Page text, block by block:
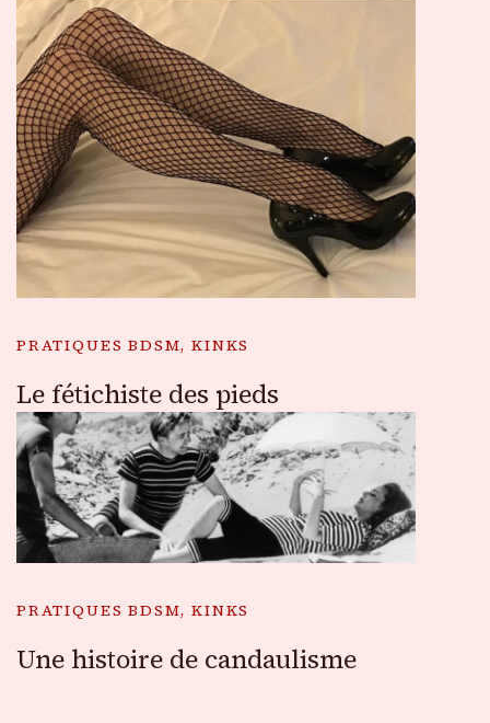
PRATIQUES BDSM, KINKS
Le fétichiste des pieds
PRATIQUES BDSM, KINKS
Une histoire de candaulisme